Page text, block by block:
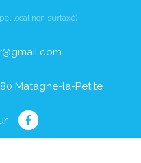
local non surtaxé)
Matagne-la-Petite